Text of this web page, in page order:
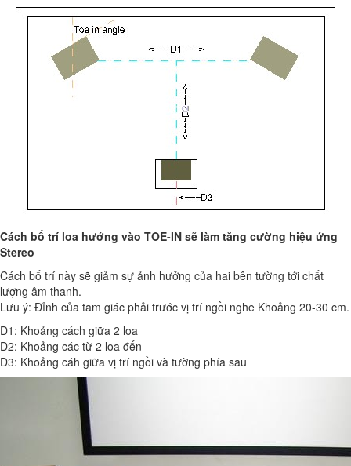
Cách bố trí loa hướng vào TOE-IN sẽ làm tăng cường hiệu ứng
Stereo
Cách bố trí này sẽ giảm sự ảnh hưởng của hai bên tường tới chất
lượng âm thanh.
Lưu ý: Đỉnh của tam giác phải trước vị trí ngồi nghe Khoảng 20-30 cm.
D1: Khoảng cách giữa 2 loa
D2: Khoảng các từ 2 loa đến
D3: Khoảng cáh giữa vị trí ngồi và tường phía sau